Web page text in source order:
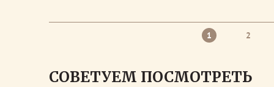
1 2
СОВЕТУЕМ ПОСМОТРЕТЬ